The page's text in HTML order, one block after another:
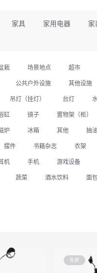
家具 家用电器
家
栽 场景地点
超市
公共户外设施
其他设施
吊灯（挂灯） 台灯
缸 镜子
置物架（柜）
炉 冰箱 其他
抽
摆件 书籍杂志
衣架
机 手机
游戏设备
蔬菜 酒水饮料 面
免费